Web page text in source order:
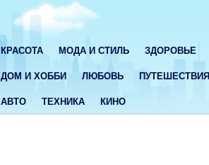
КРАСОТА МОДА И СТИЛЬ ЗДОРОВЬЕ
ДОМ И ХОББИ ЛЮБОВЬ ПУТЕШЕСТВИЯ
АВТО ТЕХНИКА КИНО